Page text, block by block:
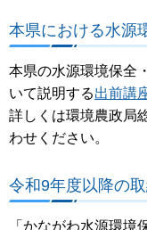
本県における水源
本県の水源環境保全
いて説明する出前講
詳しくは環境農政局
わせください。
令和9年度以降の
「かながわ水源環